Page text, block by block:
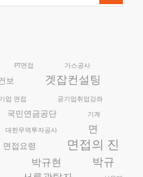
PT면접 가스공사
보 겟잡컨설팅
업 면접 공기업취업강좌
국민연금공단
기계
대한무역투자공사
면
면접요령
면접의 진
박규현
박규